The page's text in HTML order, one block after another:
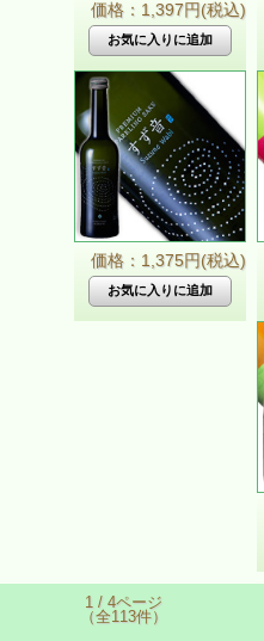
価格：1,397円(税込)
価格：1,375円(税込)
1 / 4ページ
（全113件）